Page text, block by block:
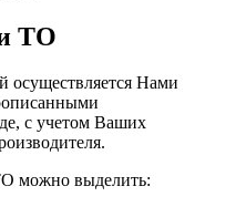
ТО
осуществляется Нами
с учетом Ваших
можно выделить: